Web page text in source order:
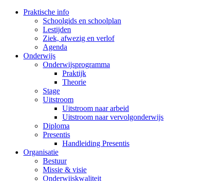
Praktische info
Schoolgids en schoolplan
Lestijden
Ziek, afwezig en verlof
Agenda
Onderwijs
Onderwijsprogramma
Praktijk
Theorie
Stage
Uitstroom
Uitstroom naar arbeid
Uitstroom naar vervolgonderwijs
Diploma
Presentis
Handleiding Presentis
Organisatie
Bestuur
Missie & visie
Onderwijskwaliteit